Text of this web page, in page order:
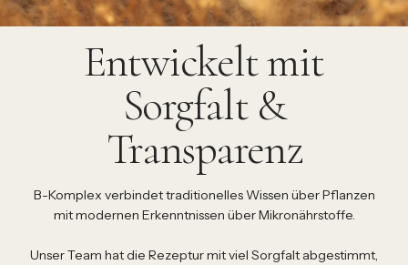
Entwickelt mit
Sorgfalt &
Transparenz
B-Komplex verbindet traditionelles Wissen über Pflanzen
mit modernen Erkenntnissen über Mikronährstoffe.
Unser Team hat die Rezeptur mit viel Sorgfalt abgestimmt,